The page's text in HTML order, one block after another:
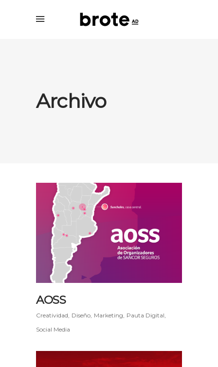
Archivo
AOSS
Creatividad Diseño Marketing Pauta Digital
Social Media